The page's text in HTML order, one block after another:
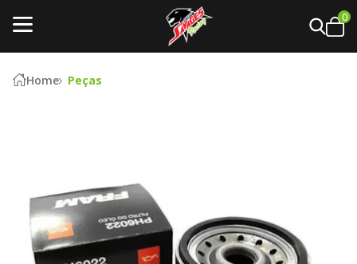
0
Home Peças